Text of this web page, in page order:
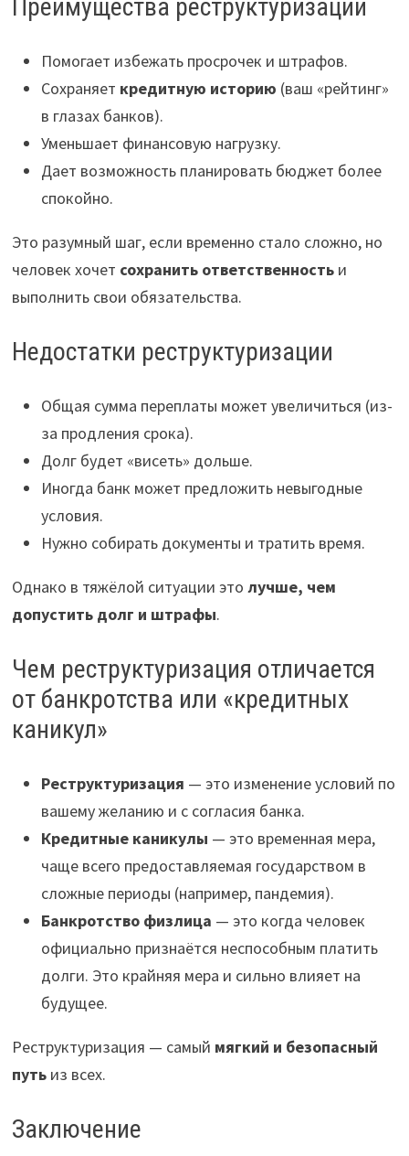
Преимущества реструктуризации
Помогает избежать просрочек и штрафов.
Сохраняет кредитную историю (ваш «рейтинг»
в глазах банков).
Уменьшает финансовую нагрузку.
Дает возможность планировать бюджет более
спокойно.
Это разумный шаг, если временно стало сложно, но
человек хочет сохранить ответственностьи
выполнить свои обязательства.
Недостатки реструктуризации
Общая сумма переплаты может увеличиться (из-
за продления срока).
Долг будет «висеть» дольше.
Иногда банк может предложить невыгодные
условия.
Нужно собирать документы и тратить время.
Однако в тяжёлой ситуации это лучше, чем
допустить долг и штрафы.
Чем реструктуризация отличается
от банкротства или «кредитных
каникул»
Реструктуризация — это изменение условий по
вашему желанию и с согласия банка.
Кредитные каникулы — это временная мера,
чаще всего предоставляемая государством в
сложные периоды (например, пандемия).
Банкротство физлица — это когда человек
официально признаётся неспособным платить
долги. Это крайняя мера и сильно влияет на
будущее.
Реструктуризация — самый мягкий и безопасный
путьиз всех.
Заключение